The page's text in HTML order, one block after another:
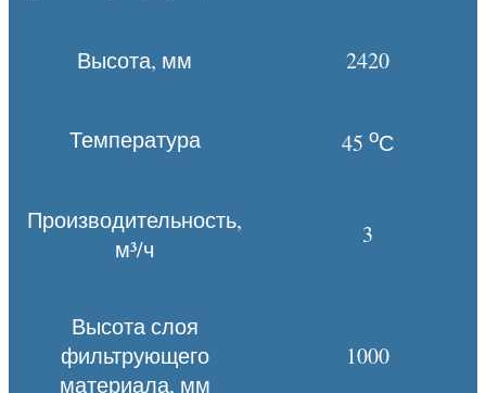
Высота, мм 2420
Температура 45 оС
Производительность,
м³/ч
3
Высота слоя
фильтрующего
материала, мм
1000